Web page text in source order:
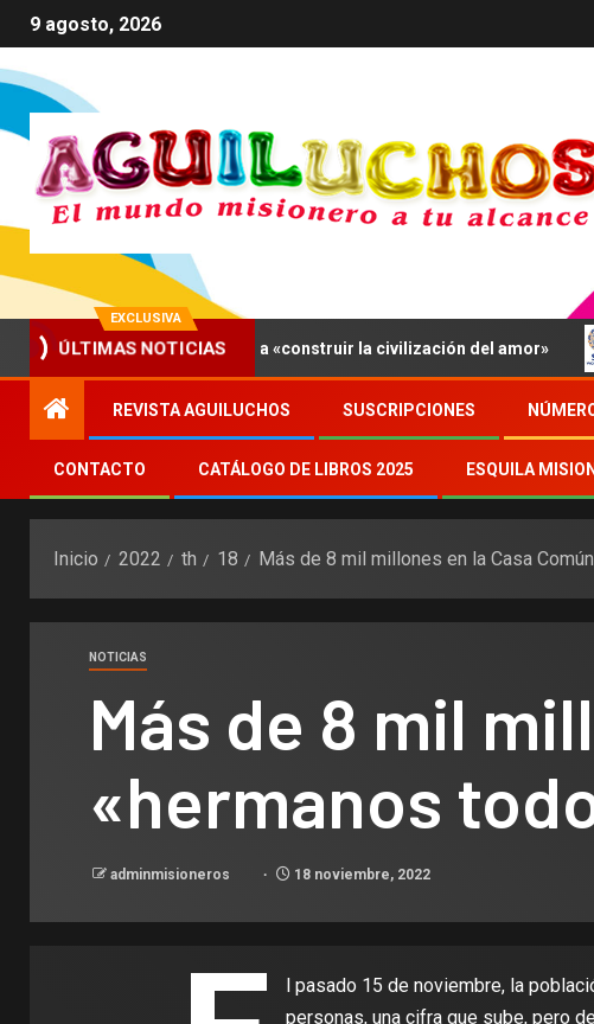
9 agosto, 2026
EXCLUSIVA
ÚLTIMAS NOTICIAS
invita a los jóvenes a «construir la civilización del amor»
REVISTA AGUILUCHOS SUSCRIPCIONES
CONTACTO CATÁLOGO DE LIBROS 2025 ESQUILA
Inicio 2022 th 18 Más de 8 mil millones en la Casa
NOTICIAS
Más de 8 mil
«hermanos
adminmisioneros 18 noviembre, 2022
l pasado 15 de noviembre, la
personas, una cifra que sube, pero